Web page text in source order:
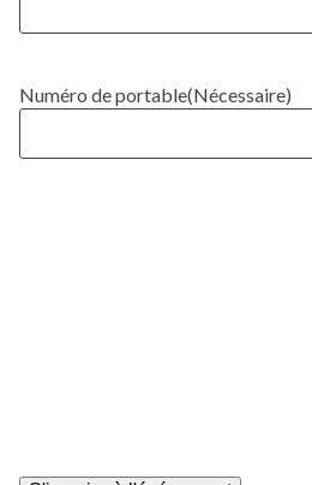
Numéro de portable(Nécessaire)